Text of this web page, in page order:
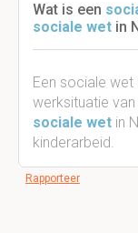
Wat is een
sociale wet in
Een sociale wet
werksituatie
sociale wet in
kinderarbeid.
Rapporteer